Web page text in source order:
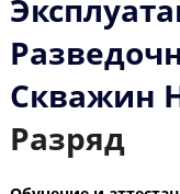
Скважин
Разряд